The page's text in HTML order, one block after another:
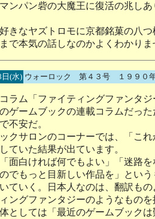
マンパン砦の大魔王に復活の兆し
きなヤズトロモに京都銘菓の八
で本気の話しなのかよくわかり
(水) ウォーロック 第４３号 １９９０
ラム「ファイティングファンタ
ゲームブックの連載コラムだっ
不安だ。
クサロンのコーナーでは、「こ
ていた結果が出ています。
面白ければ何でもよい」「迷路
でもっと目新しい作品を」とい
ていく。日本人なのは、翻訳も
ングファンタジーのようなもの
としては「最近のゲームブック